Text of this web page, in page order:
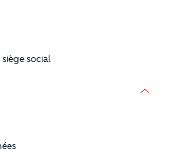
social